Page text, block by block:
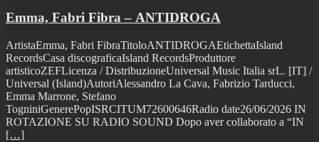
Emma, Fabri Fibra – ANTIDROGA
ArtistaEmma, Fabri FibraTitoloANTIDROGAEtichettaIsland
RecordsCasa discograficaIsland RecordsProduttore
artisticoZEFLicenza / DistribuzioneUniversal Music Italia srL. [IT] /
Universal (Island)AutoriAlessandro La Cava, Fabrizio Tarducci,
Emma Marrone, Stefano
TogniniGenerePopISRCITUM72600646Radio date26/06/2026 IN
ROTAZIONE SU RADIO SOUND Dopo aver collaborato a “IN
[…]